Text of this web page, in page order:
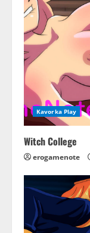
Kavorka Play
Witch College
erogamenote